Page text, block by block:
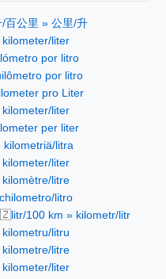
/百公里 » 公里/升
liter
por litro
por litro
pro Liter
liter
per liter
kilometriä/litra
liter
litre
litro
litr/100 km » kilometr/litr
litru
litre
liter